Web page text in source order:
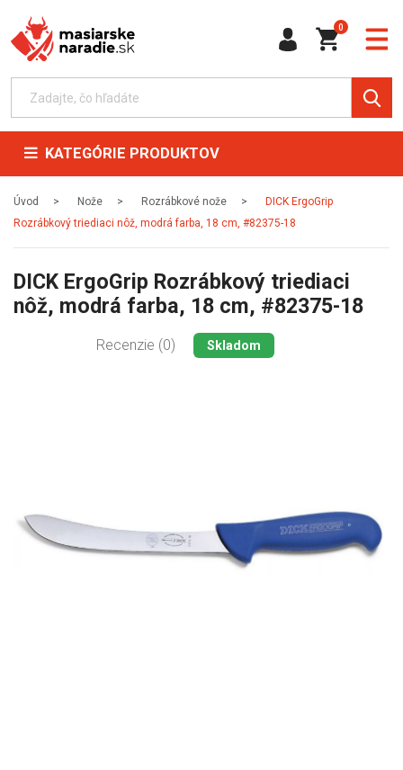
0
KATEGÓRIE PRODUKTOV
Úvod Nože Rozrábkové nože
DICK ErgoGrip
Rozrábkový triediaci nôž, modrá farba, 18 cm, #82375-18
DICK ErgoGrip Rozrábkový triediaci
nôž, modrá farba, 18 cm, #82375-18
Recenzie (0) Skladom